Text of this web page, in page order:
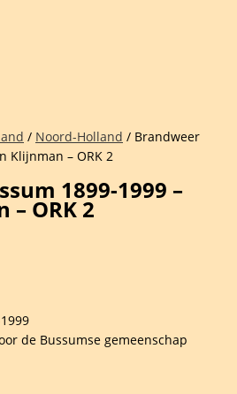
/ Noord-Holland / Brandweer
Klijnman – ORK 2
1899-1999 –
– ORK 2
de Bussumse gemeenschap